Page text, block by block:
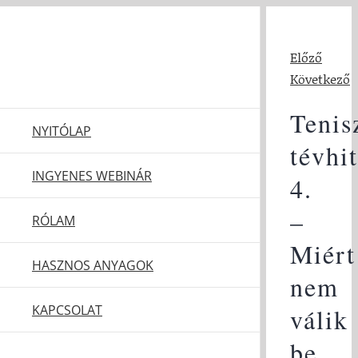
NYITÓLAP
INGYENES WEBINÁR
RÓLAM
HASZNOS ANYAGOK
KAPCSOLAT
Előző
Következő
4.
–
Miért
nem
válik